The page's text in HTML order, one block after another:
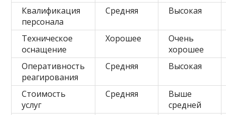
Квалификация
персонала
Средняя Высокая
Техническое
оснащение
Хорошее
Очень
хорошее
Оперативность
реагирования
Средняя Высокая
Стоимость
услуг
Средняя
Выше
средней